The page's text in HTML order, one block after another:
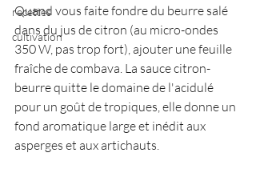
recettes
cultivation
Quand vous faite fondre du beurre salé
dans du jus de citron (au micro-ondes
350 W, pas trop fort), ajouter une feuille
fraîche de combava. La sauce citron-
beurre quitte le domaine de l'acidulé
pour un goût de tropiques, elle donne un
fond aromatique large et inédit aux
asperges et aux artichauts.